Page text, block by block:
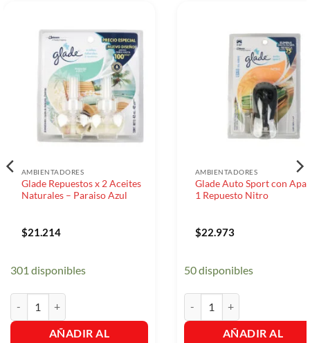
AMBIENTADORES
Glade Repuestos x 2 Aceites
Naturales – Paraiso Azul
$21.214
301 disponibles
AÑADIR AL
AMBIENTADORES
Glade Auto Sport con
1 Repuesto Nitro
$22.973
50 disponibles
AÑADIR AL